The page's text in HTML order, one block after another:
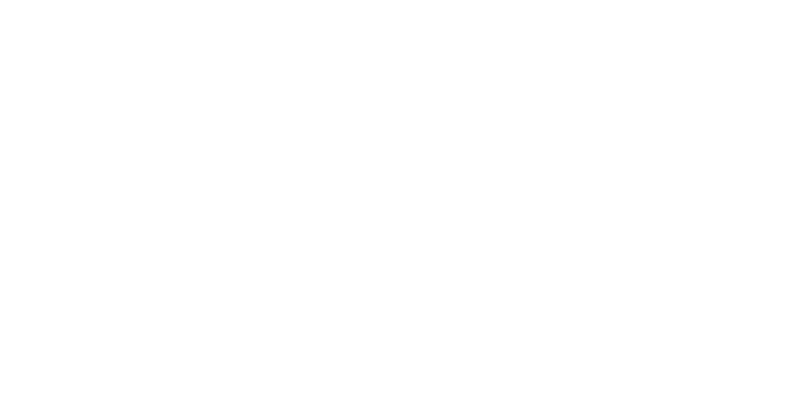
y defendió la evaluación de la credibilidad como herramienta
y confirmó que buscará la reelección en 2027
Fuerza Pampa: Mi prioridad es la gestión
en la adjudicación de las nuevas cabañas
el barrio Lowo Che: Provincia invertirá más de $25.000
de las víctimas de la tragedia en
será transformada en una residencia para adultos mayores